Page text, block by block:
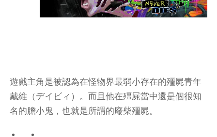
遊戲主角是被認為在怪物界最弱小存在的殭屍青年
戴維（デイビィ）。而且他在殭屍當中還是個很知
名的膽小鬼，也就是所謂的廢柴殭屍。